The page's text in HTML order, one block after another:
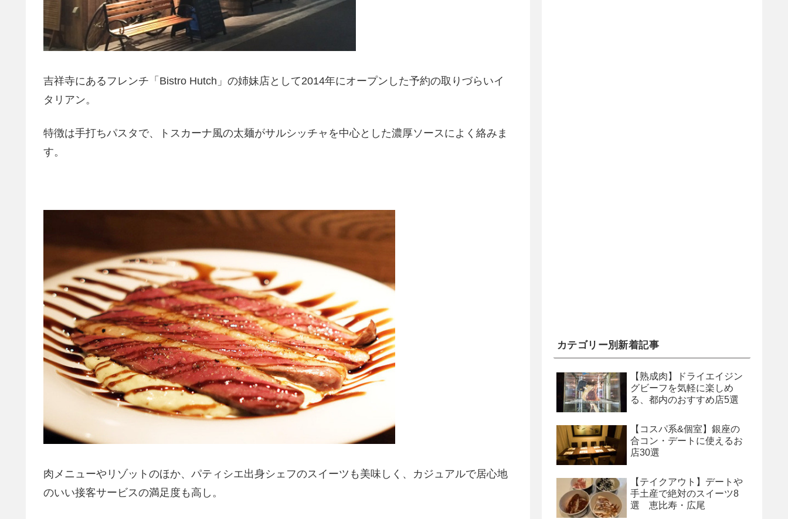
吉祥寺にあるフレンチ「Bistro Hutch」の姉妹店として2014年にオープンした予約の取りづらいイ
タリアン。
特徴は手打ちパスタで、トスカーナ風の太麺がサルシッチャを中心とした濃厚ソースによく絡みま
す。
肉メニューやリゾットのほか、パティシエ出身シェフのスイーツも美味しく、カジュアルで居心地
のいい接客サービスの満足度も高し。
カテゴリー別新着記事
【熟成肉】ドライエイジン
グビーフを気軽に楽しめ
る、都内のおすすめ店5選
【コスパ系&個室】銀座の
合コン・デートに使えるお
店30選
【テイクアウト】デートや
手土産で絶対のスイーツ8
選 恵比寿・広尾